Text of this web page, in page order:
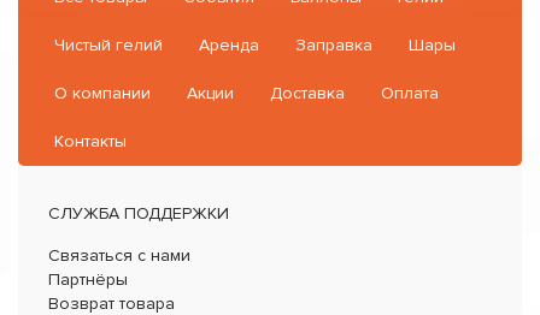
Чистый гелий Аренда Заправка Шары
О компании Акции Доставка Оплата
Контакты
СЛУЖБА ПОДДЕРЖКИ
Связаться с нами
Партнёры
Возврат товара